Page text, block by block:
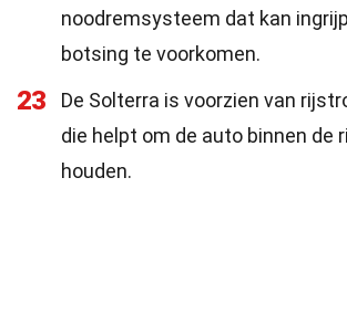
noodremsysteem dat kan
botsing te voorkomen.
23
De Solterra is voorzien van
die helpt om de auto binnen de
houden.